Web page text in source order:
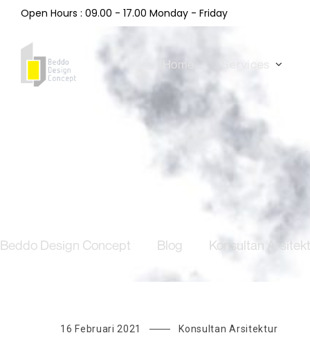
Open Hours : 09.00 - 17.00 Monday - Friday
Home Services
Beddo Design Concept Blog Konsultan
16 Februari 2021 Konsultan Arsitektur